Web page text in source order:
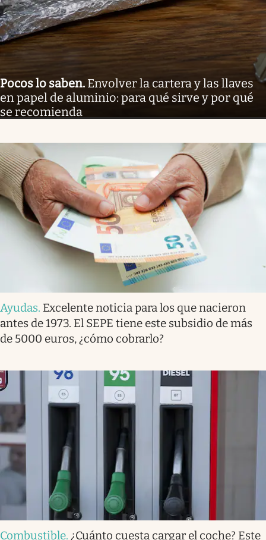
Pocos lo saben. Envolver la cartera y las llaves
en papel de aluminio: para qué sirve y por qué
se recomienda
Ayudas. Excelente noticia para los que nacieron
antes de 1973. El SEPE tiene este subsidio de más
de 5000 euros, ¿cómo cobrarlo?
Combustible. ¿Cuánto cuesta cargar el coche? Este